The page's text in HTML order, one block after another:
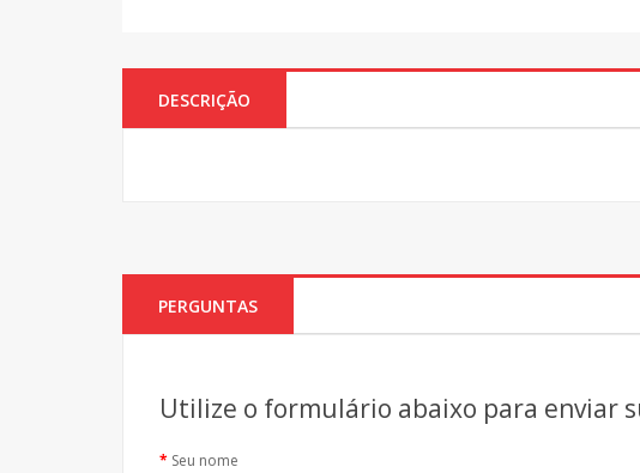
DESCRIÇÃO
PERGUNTAS
Utilize o formulário abaixo para enviar
Seu nome